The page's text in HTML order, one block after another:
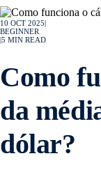
10 OCT 2025
BEGINNER
5 MIN READ
Como
da
dólar?